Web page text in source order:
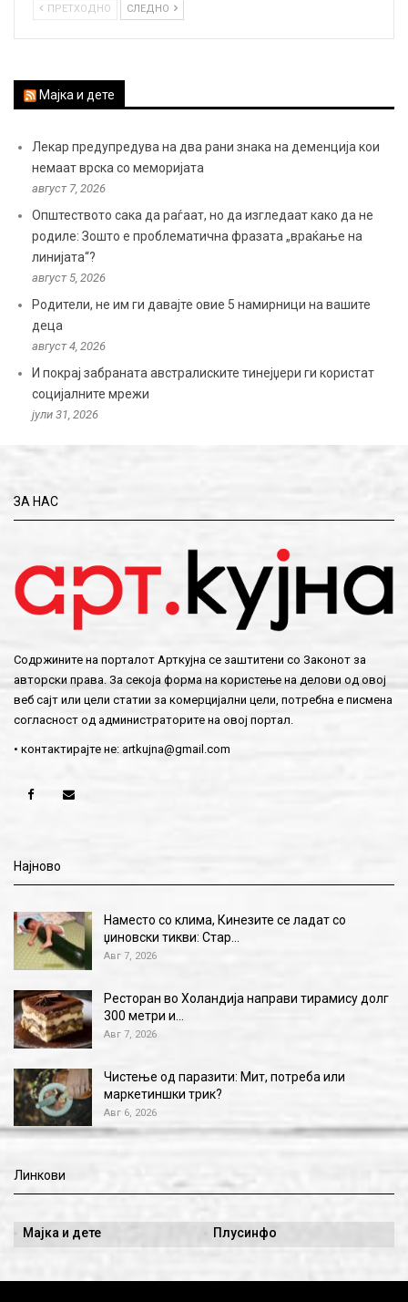
ПРЕТХОДНО СЛЕДНО
Мајка и дете
Лекар предупредува на два рани знака на деменција кои
немаат врска со меморијата
август 7, 2026
Општеството сака да раѓаат, но да изгледаат како да не
родиле: Зошто е проблематична фразата „враќање на
линијата“?
август 5, 2026
Родители, не им ги давајте овие 5 намирници на вашите
деца
август 4, 2026
И покрај забраната австралиските тинејџери ги користат
социјалните мрежи
јули 31, 2026
ЗА НАС
Содржините на порталот Арткујна се заштитени со Законот за
авторски права. За секоја форма на користење на делови од овој
веб сајт или цели статии за комерцијални цели, потребна е писмена
согласност од администраторите на овој портал.
• контактирајте не: artkujna@gmail.com
Најново
Наместо со клима, Кинезите се ладат со
џиновски тикви: Стар…
Авг 7, 2026
Ресторан во Холандија направи тирамису долг
300 метри и…
Авг 7, 2026
Чистење од паразити: Мит, потреба или
маркетиншки трик?
Авг 6, 2026
Линкови
Мајка и дете Плусинфо